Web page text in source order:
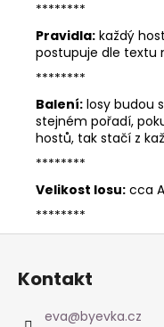
********
Pravidla: každý
postupuje dle textu
********
Balení: losy budou
stejném pořadí,
hostů, tak stačí z
********
Velikost losu: cca
********
Kontakt
eva@byevka.cz